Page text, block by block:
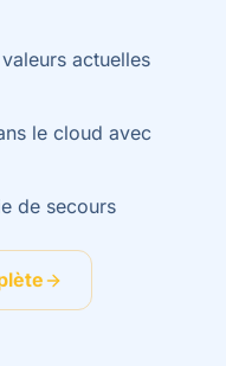
actuelles
le cloud avec
de secours